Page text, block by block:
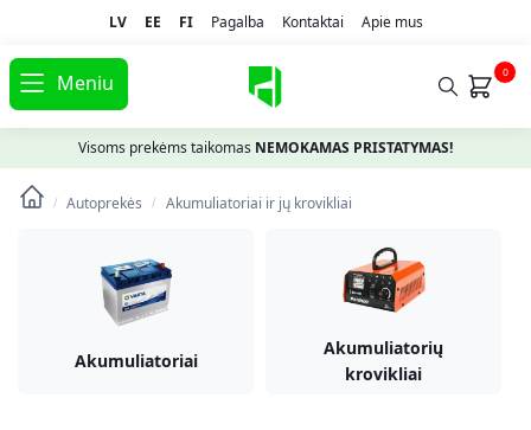
LV EE FI Pagalba Kontaktai Apie mus
Meniu 0
Visoms prekėms taikomas NEMOKAMAS PRISTATYMAS!
/ Autoprekės / Akumuliatoriai ir jų krovikliai
Akumuliatoriai
Akumuliatorių
krovikliai